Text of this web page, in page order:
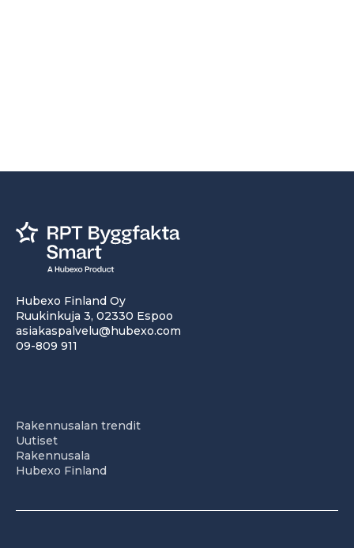
Hubexo Finland Oy
Ruukinkuja 3, 02330 Espoo
asiakaspalvelu@hubexo.com
09-809 911
Rakennusalan trendit
Uutiset
Rakennusala
Hubexo Finland